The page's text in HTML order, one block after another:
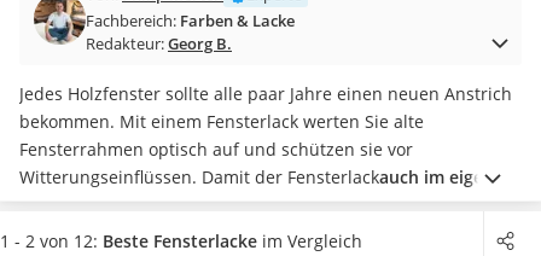
Split-Klimaanlage 2 Innengeräte
Pelletofen
Tiefbrunnenpumpe
Fliesenschneider
Hochdruckreiniger
Doppelschleifer
Überwachungskamera
Benzinrasenmäher mit Elektrostart
Fachbereich: Farben & Lacke
Redakteur:Georg B.
Jedes Holzfenster sollte alle paar Jahre einen neuen Anstrich
bekommen. Mit einem Fensterlack werten Sie alte
Fensterrahmen optisch auf und schützen sie vor
Witterungseinflüssen. Damit der Fensterlackauch im eigenen
Praxis-Test überzeugt, achten Sie auf eine geringe Anzahl
notwendiger Schichten.Wenn Sie auch Wohnmöbel
1 - 2 von 12: Beste Fensterlacke im Vergleich